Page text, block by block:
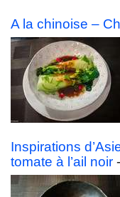
A la chinoise –
Inspirations
tomate à l’ail noir -